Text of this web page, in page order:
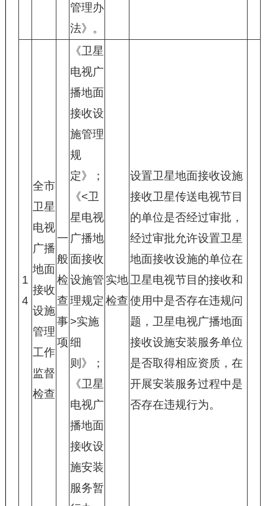
管理办
法》。
1
4
全市
卫星
电视
广播
地面
接收
设施
管理
工作
监督
检查
一
般
检
查
事
项
《卫星
电视广
播地面
接收设
施管理
规
定》；
《<卫
星电视
广播地
面接收
设施管
理规定
>实施
细
则》；
《卫星
电视广
播地面
接收设
施安装
服务暂
实地
检查
设置卫星地面接收设施
接收卫星传送电视节目
的单位是否经过审批，
经过审批允许设置卫星
地面接收设施的单位在
卫星电视节目的接收和
使用中是否存在违规问
题，卫星电视广播地面
接收设施安装服务单位
是否取得相应资质，在
开展安装服务过程中是
否存在违规行为。